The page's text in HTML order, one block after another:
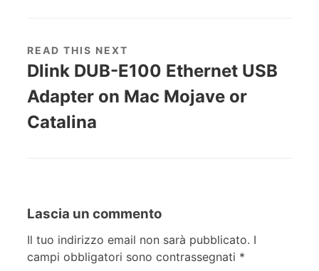
READ THIS NEXT
Dlink DUB-E100 Ethernet USB
Adapter on Mac Mojave or
Catalina
Lascia un commento
Il tuo indirizzo email non sarà pubblicato. I
campi obbligatori sono contrassegnati *